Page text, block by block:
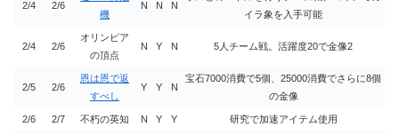
2/4 2/6
機
N N N
イラ象を入手可能
2/4 2/6
オリンピア
の頂点
N Y N 5人チーム戦。活躍度20で金像2
2/5 2/6
恩は恩で返
すべし
Y Y N
宝石7000消費で5個、25000消費でさらに8個
の金像
2/6 2/7 不朽の英知 N Y Y 研究で加速アイテム使用